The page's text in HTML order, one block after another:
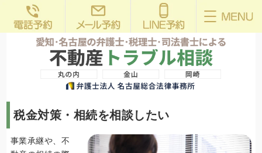
税金対策・相続を相談したい
事業承継や、不